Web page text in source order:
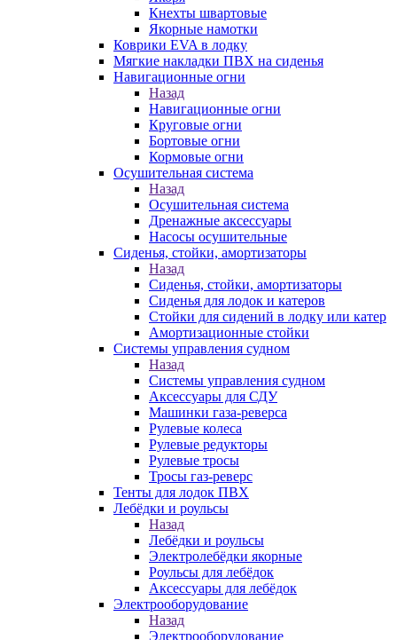
Кнехты швартовые
Якорные намотки
Коврики EVA в лодку
Мягкие накладки ПВХ на сиденья
Навигационные огни
Назад
Навигационные огни
Круговые огни
Бортовые огни
Кормовые огни
Осушительная система
Назад
Осушительная система
Дренажные аксессуары
Насосы осушительные
Сиденья, стойки, амортизаторы
Назад
Сиденья, стойки, амортизаторы
Сиденья для лодок и катеров
Стойки для сидений в лодку или катер
Амортизационные стойки
Системы управления судном
Назад
Системы управления судном
Аксессуары для СДУ
Машинки газа-реверса
Рулевые колеса
Рулевые редукторы
Рулевые тросы
Тросы газ-реверс
Тенты для лодок ПВХ
Лебёдки и роульсы
Назад
Лебёдки и роульсы
Электролебёдки якорные
Роульсы для лебёдок
Аксессуары для лебёдок
Электрооборудование
Назад
Электрооборудование